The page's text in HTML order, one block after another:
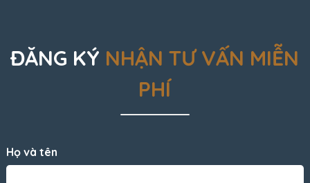
ĐĂNG KÝ NHẬN TƯ VẤN MIỄN
PHÍ
Họ và tên